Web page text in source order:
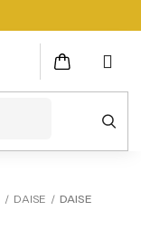
NÁKUPNÍ
KOŠÍK
/ DAISE / DAISE